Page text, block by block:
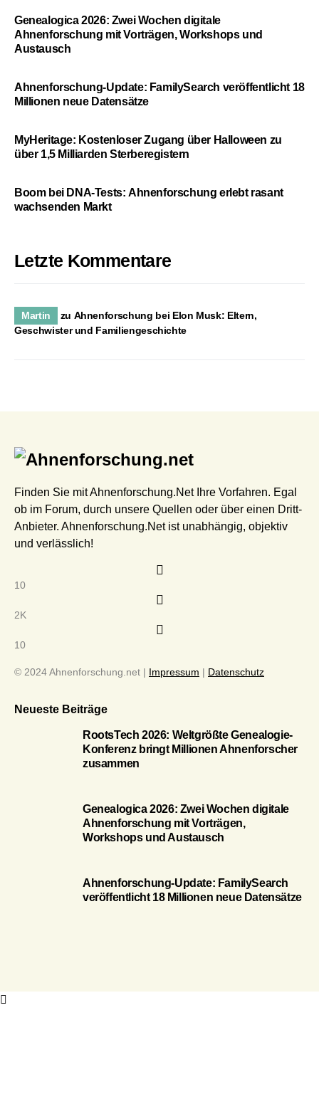
Genealogica 2026: Zwei Wochen digitale
Ahnenforschung mit Vorträgen, Workshops und
Austausch
Ahnenforschung-Update: FamilySearch veröffentlicht 18
Millionen neue Datensätze
MyHeritage: Kostenloser Zugang über Halloween zu
über 1,5 Milliarden Sterberegistern
Boom bei DNA-Tests: Ahnenforschung erlebt rasant
wachsenden Markt
Letzte Kommentare
Martin zu Ahnenforschung bei Elon Musk: Eltern,
Geschwister und Familiengeschichte
Finden Sie mit Ahnenforschung.Net Ihre Vorfahren. Egal
ob im Forum, durch unsere Quellen oder über einen Dritt-
Anbieter. Ahnenforschung.Net ist unabhängig, objektiv
und verlässlich!
10
2K
10
© 2024 Ahnenforschung.net | Impressum | Datenschutz
Neueste Beiträge
RootsTech 2026: Weltgrößte Genealogie-
Konferenz bringt Millionen Ahnenforscher
zusammen
Genealogica 2026: Zwei Wochen digitale
Ahnenforschung mit Vorträgen,
Workshops und Austausch
Ahnenforschung-Update: FamilySearch
veröffentlicht 18 Millionen neue Datensätze